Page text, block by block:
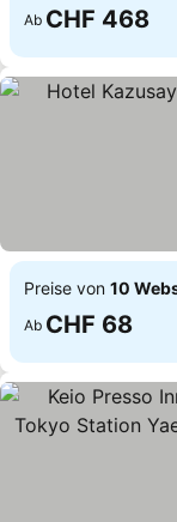
Ab CHF 468
Preise von 10
Ab CHF 68